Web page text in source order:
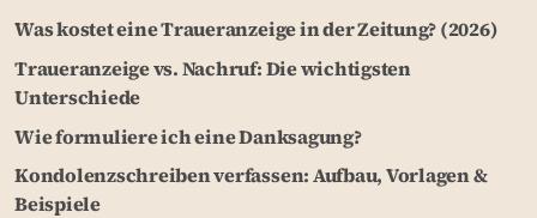
Was kostet eine Traueranzeige in der Zeitung? (2026)
Traueranzeige vs. Nachruf: Die wichtigsten
Unterschiede
Wie formuliere ich eine Danksagung?
Kondolenzschreiben verfassen: Aufbau, Vorlagen &
Beispiele